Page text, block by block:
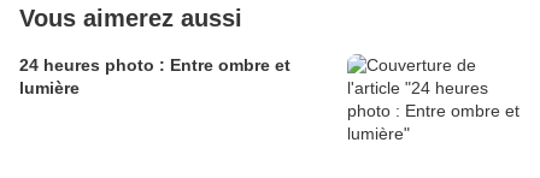
Vous aimerez aussi
24 heures photo : Entre ombre et
lumière